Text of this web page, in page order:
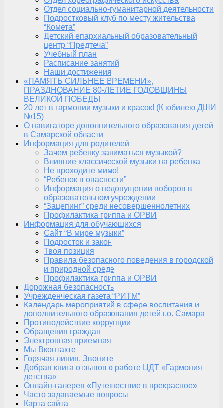
Отдел социально-гуманитарной деятельности
Подростковый клуб по месту жительства
“Комета”
Детский епархиальный образовательный
центр “Предтеча”
Учебный план
Расписание занятий
Наши достижения
«ПАМЯТЬ СИЛЬНЕЕ ВРЕМЕНИ»,
ПРАЗДНОВАНИЕ 80-ЛЕТИЕ ГОДОВЩИНЫ
ВЕЛИКОЙ ПОБЕДЫ
20 лет в гармонии музыки и красок! (К юбилею ДШИ
№15)
О навигаторе дополнительного образования детей
в Самарской области
Информация для родителей
Зачем ребенку заниматься музыкой?
Влияние классической музыки на ребенка
Не проходите мимо!
“Ребенок в опасности”
Информация о недопущении поборов в
образовательном учреждении
“Зацепинг” среди несовершеннолетних
Профилактика гриппа и ОРВИ
Информация для обучающихся
Сайт “В мире музыки”
Подросток и закон
Твоя позиция
Правила безопасного поведения в городской
и природной среде
Профилактика гриппа и ОРВИ
Дорожная безопасность
Учрежденческая газета “РИТМ”
Календарь мероприятий в сфере воспитания и
дополнительного образования детей г.о. Самара
Противодействие коррупции
Обращения граждан
Электронная приемная
Мы Вконтакте
Горячая линия. Звоните
Добрая книга отзывов о работе ЦДТ «Гармония
детства»
Онлайн-галерея «Путешествие в прекрасное»
Часто задаваемые вопросы
Карта сайта